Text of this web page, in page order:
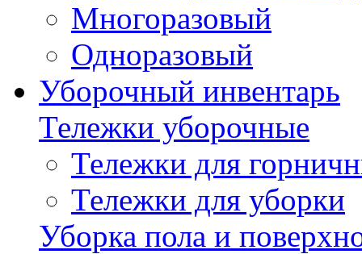
Многоразовый
Одноразовый
Уборочный инвентарь
Тележки уборочные
Тележки для
Тележки для уборки
Уборка пола и